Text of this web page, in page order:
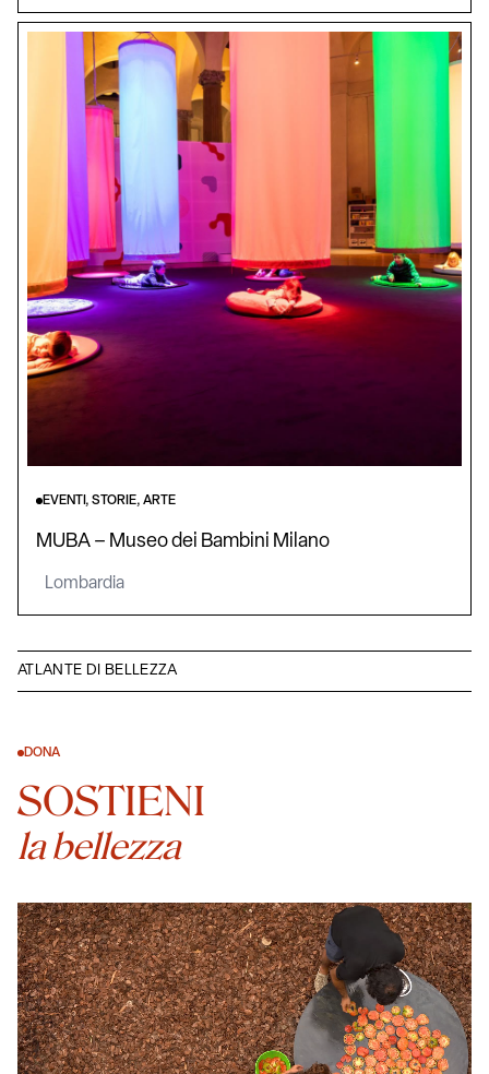
ATLANTE DI BELLEZZA
EVENTI, STORIE, ARTE
MUBA – Museo dei Bambini Milano
Lombardia
DONA
SOSTIENI
la bellezza